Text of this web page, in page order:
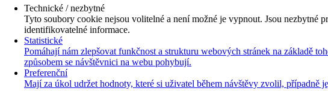
Technické / nezbytné
Tyto soubory cookie nejsou volitelné a není možné je vypnout. Jsou nezbytné
identifikovatelné informace.
Statistické
Pomáhají nám zlepšovat funkčnost a strukturu webových stránek na základě
způsobem se návštěvnici na webu pohybují.
Preferenční
Mají za úkol udržet hodnoty, které si uživatel během návštěvy zvolil, případně